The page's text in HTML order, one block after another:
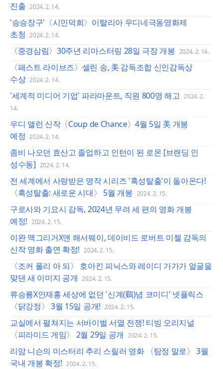
진출 2024. 2. 14.
'승승장구'〈시민덕희〉이탈리아 우디네극동영화제
초청 2024. 2. 14.
〈중경삼림〉30주년 리마스터링 28일 극장 개봉 2024. 2. 14.
〈패스트 라이브즈〉셀린 송, 美 감독조합 신인감독상
수상 2024. 2. 14.
'세계적 미디어 기업' 파라마운트, 직원 800명 해고 2024. 2.
14.
우디 앨런 신작〈Coup de Chance〉4월 5일 美 개봉
예정 2024. 2. 14.
좀비 나오던 효산고 졸업하고 인턴이 된 로몬 [브랜딩 인
성수동] 2024. 2. 14.
전 세계에서 사랑받은 명작 시리즈 '혹성탈출'이 돌아온다!
〈혹성탈출: 새로운 시대〉 5월 개봉 2024. 2. 15.
구로사와 기요시 감독, 2024년 무려 세 편의 영화 개봉
예정! 2024. 2. 15.
이완 맥그리거X앤 해서웨이, 데이비드 로버트 미첼 감독의
신작 영화 출연 확정! 2024. 2. 15.
〈조커 폴리 아 되〉 호아킨 피닉스와 레이디 가가가 얼굴을
맞댄 새 이미지 공개 2024. 2. 15.
류승룡X안재홍 세상에 없던 '신계(鷄)념 코미디' 넷플릭스
〈닭강정〉 3월 15일 공개! 2024. 2. 15.
교실에서 펼쳐지는 서바이벌 서열 전쟁! 티빙 오리지널
〈피라미드 게임〉 2월 29일 공개 2024. 2. 15.
리암 니슨의 미스터리 추리 스릴러 영화 〈탐정 말로〉 3월
국내 개봉 확정! 2024. 2. 15.